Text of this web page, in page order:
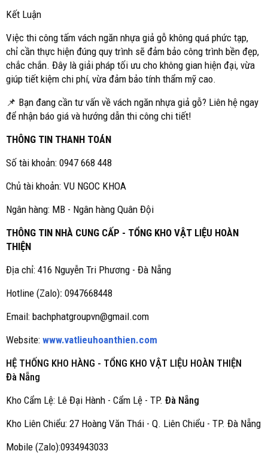
Kết Luận
Việc thi công tấm vách ngăn nhựa giả gỗ không quá phức tạp,
chỉ cần thực hiện đúng quy trình sẽ đảm bảo công trình bền đẹp,
chắc chắn. Đây là giải pháp tối ưu cho không gian hiện đại, vừa
giúp tiết kiệm chi phí, vừa đảm bảo tính thẩm mỹ cao.
📌 Bạn đang cần tư vấn về vách ngăn nhựa giả gỗ? Liên hệ ngay
để nhận báo giá và hướng dẫn thi công chi tiết!
THÔNG TIN THANH TOÁN
Số tài khoản: 0947 668 448
Chủ tài khoản: VU NGOC KHOA
Ngân hàng: MB - Ngân hàng Quân Đội
THÔNG TIN NHÀ CUNG CẤP - TỔNG KHO VẬT LIỆU HOÀN
THIỆN
Địa chỉ: 416 Nguyễn Tri Phương - Đà Nẵng
Hotline (Zalo): 0947668448
Email: bachphatgroupvn@gmail.com
Website: www.vatlieuhoanthien.com
HỆ THỐNG KHO HÀNG - TỔNG KHO VẬT LIỆU HOÀN THIỆN
Đà Nẵng
Kho Cẩm Lệ: Lê Đại Hành - Cẩm Lệ - TP. Đà Nẵng
Kho Liên Chiểu: 27 Hoàng Văn Thái - Q. Liên Chiểu - TP. Đà Nẵng
Mobile (Zalo):0934943033